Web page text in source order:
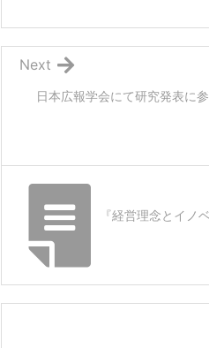
日本広報学会にて研究発表に
Next
『経営理念とイノ